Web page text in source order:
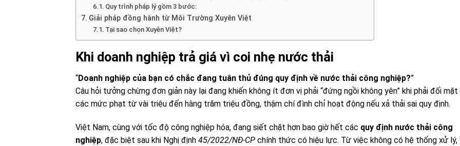
Quy trình pháp lý gồm 3 bước:
Giải pháp đồng hành từ Môi Trường Xuyên Việt
Tại sao chọn Xuyên Việt?
Khi doanh nghiệp trả giá vì coi nhẹ nước thải
“Doanh nghiệp của bạn có chắc đang tuân thủ đúng quy định về nước thải công nghiệp?”
Câu hỏi tưởng chừng đơn giản này lại đang khiến không ít đơn vị phải “đứng ngồi không yên” khi phải đối mặt
các mức phạt từ vài triệu đến hàng trăm triệu đồng, thậm chí đình chỉ hoạt động nếu xả thải sai quy định.
Việt Nam, cùng với tốc độ công nghiệp hóa, đang siết chặt hơn bao giờ hết các quy định nước thải công
nghiệp, đặc biệt sau khi Nghị định 45/2022/NĐ-CP chính thức có hiệu lực. Từ việc không có hệ thống xử lý,